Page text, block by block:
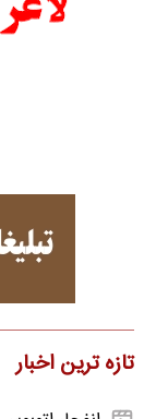
تازه ترین اخبار